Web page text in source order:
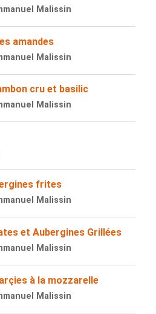
Malissin
amandes
Malissin
cru et basilic
Malissin
frites
Malissin
et Aubergines Grillées
Malissin
à la mozzarelle
Malissin